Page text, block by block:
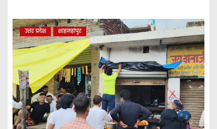
उत्तर प्रदेश शाहजहांपुर